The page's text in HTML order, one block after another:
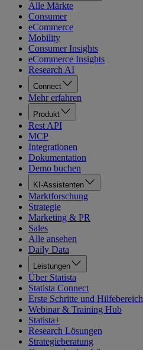
Alle Märkte
Consumer
eCommerce
Mobility
Consumer Insights
eCommerce Insights
Research AI
Connect
Mehr erfahren
Produkt
Rest API
MCP
Integrationen
Dokumentation
Demo buchen
KI-Assistenten
Marktforschung
Strategie
Marketing & PR
Sales
Alle ansehen
Daily Data
Leistungen
Über Statista
Statista Connect
Erste Schritte und Hilfebereich
Webinar & Training Hub
Statista+
Research Lösungen
Strategieberatung